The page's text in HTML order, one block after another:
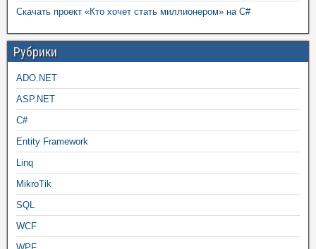
Скачать проект «Кто хочет стать миллионером» на C#
Рубрики
ADO.NET
ASP.NET
C#
Entity Framework
Linq
MikroTik
SQL
WCF